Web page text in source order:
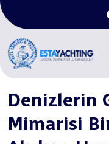
Anasayfa
/
Denizlerin Görünmez
Hangi Bayrağı Seçmeli
Denizlerin
Mimarisi